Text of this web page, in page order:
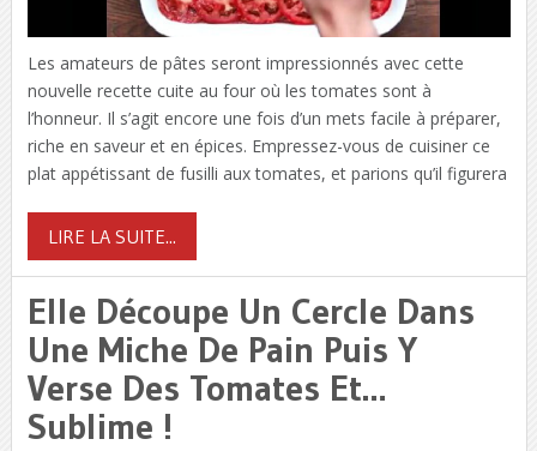
Les amateurs de pâtes seront impressionnés avec cette
nouvelle recette cuite au four où les tomates sont à
l’honneur. Il s’agit encore une fois d’un mets facile à préparer,
riche en saveur et en épices. Empressez-vous de cuisiner ce
plat appétissant de fusilli aux tomates, et parions qu’il figurera
LIRE LA SUITE...
Elle Découpe Un Cercle Dans
Une Miche De Pain Puis Y
Verse Des Tomates Et…
Sublime !